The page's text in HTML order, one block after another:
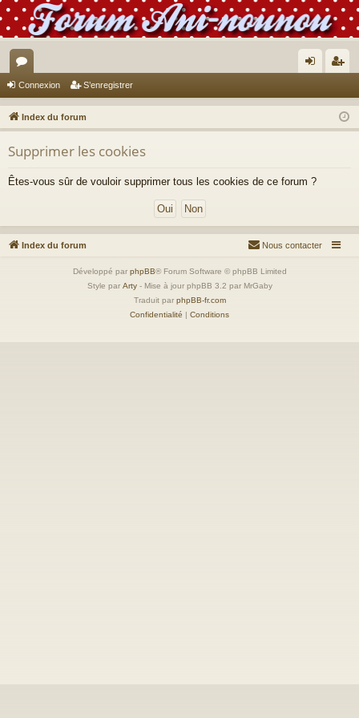
or
u
m
s
ne
xi
nr
eg
Connexion S’enregistrer
Index du forum
Supprimer les cookies
Êtes-vous sûr de vouloir supprimer tous les cookies de ce forum ?
Index du forum Nous contacter
Développé par phpBB® Forum Software © phpBB Limited
Style par Arty- Mise à jour phpBB 3.2 par MrGaby
Traduit par phpBB-fr.com
Confidentialité | Conditions